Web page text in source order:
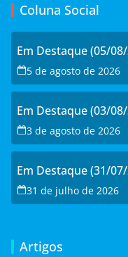
Coluna Social
Em Destaque (05/
5 de agosto de 2026
Em Destaque (03/
3 de agosto de 2026
Em Destaque (31/
31 de julho de 2026
Artigos